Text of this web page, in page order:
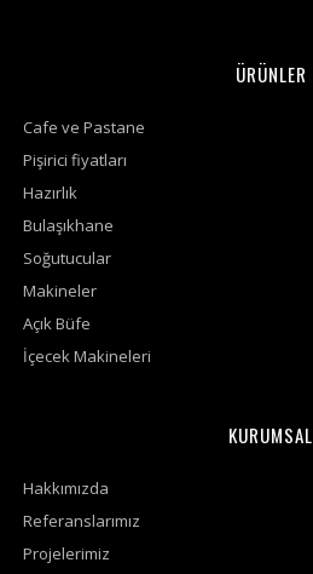
ÜRÜNLER
Cafe ve Pastane
Pişirici fiyatları
Hazırlık
Bulaşıkhane
Soğutucular
Makineler
Açık Büfe
İçecek Makineleri
KURUMSAL
Hakkımızda
Referanslarımız
Projelerimiz